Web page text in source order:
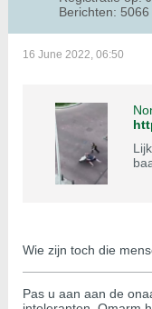
Berichten: 5066
16 June 2022, 06:50
Wie zijn toch die
Pas u aan aan de